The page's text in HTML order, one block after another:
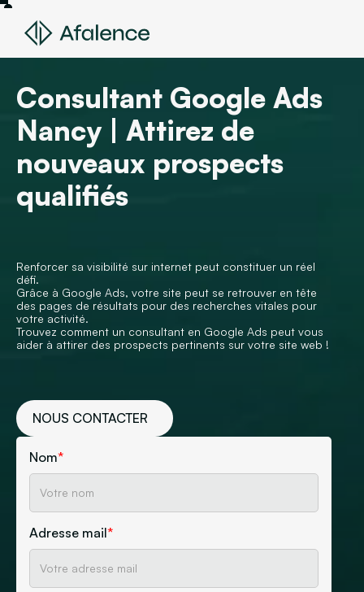
Consultant Google Ads
Nancy | Attirez de
nouveaux prospects
qualifiés
Renforcer sa visibilité sur internet peut constituer un réel
défi.
Grâce à Google Ads, votre site peut se retrouver en tête
des pages de résultats pour des recherches vitales pour
votre activité.
Trouvez comment un consultant en Google Ads peut vous
aider à attirer des prospects pertinents sur votre site web !
NOUS CONTACTER
Nom*
Adresse mail*